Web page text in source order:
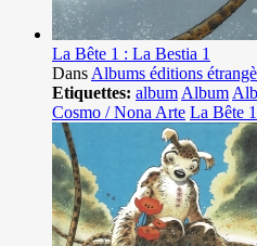
La Bête 1 : La Bestia 1
DansAlbums éditions
Etiquettes: albumAlbum
Cosmo / Nona Arte La Bête